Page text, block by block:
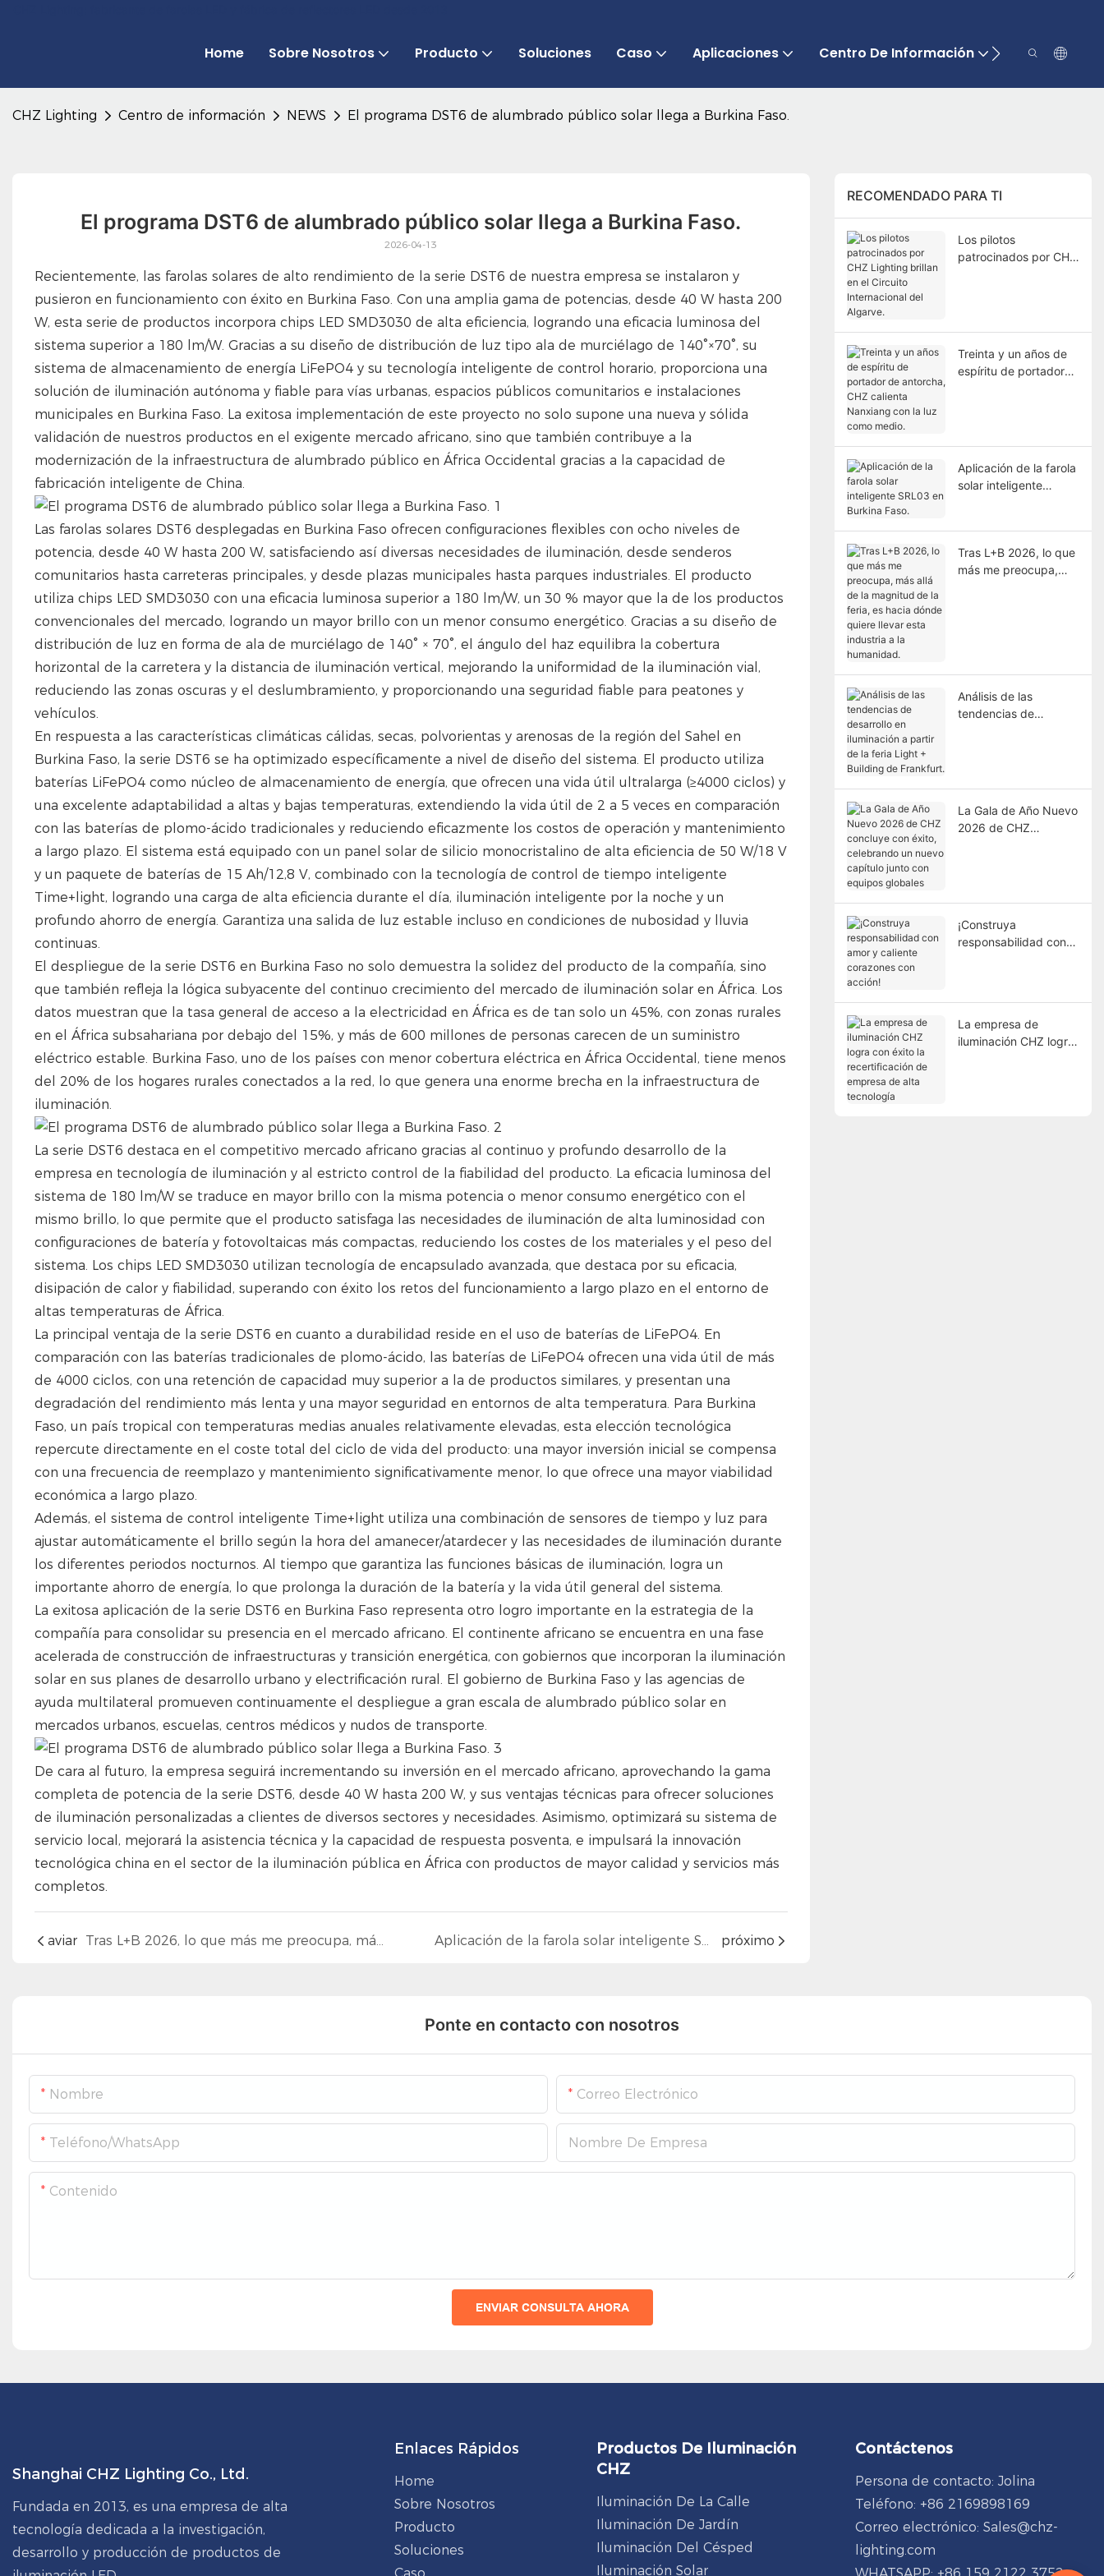
Home Sobre Nosotros Producto Soluciones Caso Aplicaciones Centro De Información Contáctenos
CHZ Lighting Centro de información NEWS El programa DST6 de alumbrado público solar llega a Burkina Faso.
El programa DST6 de alumbrado público solar llega a Burkina Faso.
2026-04-13
Recientemente, las farolas solares de alto rendimiento de la serie DST6 de nuestra empresa se instalaron y
pusieron en funcionamiento con éxito en Burkina Faso. Con una amplia gama de potencias, desde 40 W hasta 200
W, esta serie de productos incorpora chips LED SMD3030 de alta eficiencia, logrando una eficacia luminosa del
sistema superior a 180 lm/W. Gracias a su diseño de distribución de luz tipo ala de murciélago de 140°×70°, su
sistema de almacenamiento de energía LiFePO4 y su tecnología inteligente de control horario, proporciona una
solución de iluminación autónoma y fiable para vías urbanas, espacios públicos comunitarios e instalaciones
municipales en Burkina Faso. La exitosa implementación de este proyecto no solo supone una nueva y sólida
validación de nuestros productos en el exigente mercado africano, sino que también contribuye a la
modernización de la infraestructura de alumbrado público en África Occidental gracias a la capacidad de
fabricación inteligente de China.
Las farolas solares DST6 desplegadas en Burkina Faso ofrecen configuraciones flexibles con ocho niveles de
potencia, desde 40 W hasta 200 W, satisfaciendo así diversas necesidades de iluminación, desde senderos
comunitarios hasta carreteras principales, y desde plazas municipales hasta parques industriales. El producto
utiliza chips LED SMD3030 con una eficacia luminosa superior a 180 lm/W, un 30 % mayor que la de los productos
convencionales del mercado, logrando un mayor brillo con un menor consumo energético. Gracias a su diseño de
distribución de luz en forma de ala de murciélago de 140° × 70°, el ángulo del haz equilibra la cobertura
horizontal de la carretera y la distancia de iluminación vertical, mejorando la uniformidad de la iluminación vial,
reduciendo las zonas oscuras y el deslumbramiento, y proporcionando una seguridad fiable para peatones y
vehículos.
En respuesta a las características climáticas cálidas, secas, polvorientas y arenosas de la región del Sahel en
Burkina Faso, la serie DST6 se ha optimizado específicamente a nivel de diseño del sistema. El producto utiliza
baterías LiFePO4 como núcleo de almacenamiento de energía, que ofrecen una vida útil ultralarga (≥4000 ciclos) y
una excelente adaptabilidad a altas y bajas temperaturas, extendiendo la vida útil de 2 a 5 veces en comparación
con las baterías de plomo-ácido tradicionales y reduciendo eficazmente los costos de operación y mantenimiento
a largo plazo. El sistema está equipado con un panel solar de silicio monocristalino de alta eficiencia de 50 W/18 V
y un paquete de baterías de 15 Ah/12,8 V, combinado con la tecnología de control de tiempo inteligente
Time+light, logrando una carga de alta eficiencia durante el día, iluminación inteligente por la noche y un
profundo ahorro de energía. Garantiza una salida de luz estable incluso en condiciones de nubosidad y lluvia
continuas.
El despliegue de la serie DST6 en Burkina Faso no solo demuestra la solidez del producto de la compañía, sino
que también refleja la lógica subyacente del continuo crecimiento del mercado de iluminación solar en África. Los
datos muestran que la tasa general de acceso a la electricidad en África es de tan solo un 45%, con zonas rurales
en el África subsahariana por debajo del 15%, y más de 600 millones de personas carecen de un suministro
eléctrico estable. Burkina Faso, uno de los países con menor cobertura eléctrica en África Occidental, tiene menos
del 20% de los hogares rurales conectados a la red, lo que genera una enorme brecha en la infraestructura de
iluminación.
La serie DST6 destaca en el competitivo mercado africano gracias al continuo y profundo desarrollo de la
empresa en tecnología de iluminación y al estricto control de la fiabilidad del producto. La eficacia luminosa del
sistema de 180 lm/W se traduce en mayor brillo con la misma potencia o menor consumo energético con el
mismo brillo, lo que permite que el producto satisfaga las necesidades de iluminación de alta luminosidad con
configuraciones de batería y fotovoltaicas más compactas, reduciendo los costes de los materiales y el peso del
sistema. Los chips LED SMD3030 utilizan tecnología de encapsulado avanzada, que destaca por su eficacia,
disipación de calor y fiabilidad, superando con éxito los retos del funcionamiento a largo plazo en el entorno de
altas temperaturas de África.
La principal ventaja de la serie DST6 en cuanto a durabilidad reside en el uso de baterías de LiFePO4. En
comparación con las baterías tradicionales de plomo-ácido, las baterías de LiFePO4 ofrecen una vida útil de más
de 4000 ciclos, con una retención de capacidad muy superior a la de productos similares, y presentan una
degradación del rendimiento más lenta y una mayor seguridad en entornos de alta temperatura. Para Burkina
Faso, un país tropical con temperaturas medias anuales relativamente elevadas, esta elección tecnológica
repercute directamente en el coste total del ciclo de vida del producto: una mayor inversión inicial se compensa
con una frecuencia de reemplazo y mantenimiento significativamente menor, lo que ofrece una mayor viabilidad
económica a largo plazo.
Además, el sistema de control inteligente Time+light utiliza una combinación de sensores de tiempo y luz para
ajustar automáticamente el brillo según la hora del amanecer/atardecer y las necesidades de iluminación durante
los diferentes periodos nocturnos. Al tiempo que garantiza las funciones básicas de iluminación, logra un
importante ahorro de energía, lo que prolonga la duración de la batería y la vida útil general del sistema.
La exitosa aplicación de la serie DST6 en Burkina Faso representa otro logro importante en la estrategia de la
compañía para consolidar su presencia en el mercado africano. El continente africano se encuentra en una fase
acelerada de construcción de infraestructuras y transición energética, con gobiernos que incorporan la iluminación
solar en sus planes de desarrollo urbano y electrificación rural. El gobierno de Burkina Faso y las agencias de
ayuda multilateral promueven continuamente el despliegue a gran escala de alumbrado público solar en
mercados urbanos, escuelas, centros médicos y nudos de transporte.
De cara al futuro, la empresa seguirá incrementando su inversión en el mercado africano, aprovechando la gama
completa de potencia de la serie DST6, desde 40 W hasta 200 W, y sus ventajas técnicas para ofrecer soluciones
de iluminación personalizadas a clientes de diversos sectores y necesidades. Asimismo, optimizará su sistema de
servicio local, mejorará la asistencia técnica y la capacidad de respuesta posventa, e impulsará la innovación
tecnológica china en el sector de la iluminación pública en África con productos de mayor calidad y servicios más
completos.
aviar próximo
RECOMENDADO PARA TI
Los pilotos
patrocinados por CHZ
Treinta y un años de
espíritu de portador
Aplicación de la farola
solar inteligente
Tras L+B 2026, lo que
más me preocupa,
Análisis de las
tendencias de
La Gala de Año Nuevo
2026 de CHZ
¡Construya
responsabilidad con
La empresa de
iluminación CHZ logra
Ponte en contacto con nosotros
Nombre Correo Electrónico
Teléfono/WhatsApp Nombre De Empresa
Contenido
ENVIAR CONSULTA AHORA
Shanghai CHZ Lighting Co., Ltd.
Fundada en 2013, es una empresa de alta
tecnología dedicada a la investigación,
desarrollo y producción de productos de
Enlaces Rápidos
Home
Sobre Nosotros
Producto
Soluciones
Productos De Iluminación
CHZ
Iluminación De La Calle
Iluminación De Jardín
Iluminación Del Césped
Iluminación Solar
Contáctenos
Persona de contacto: Jolina
Teléfono: +86 2169898169
Correo electrónico: Sales@chz-
lighting.com